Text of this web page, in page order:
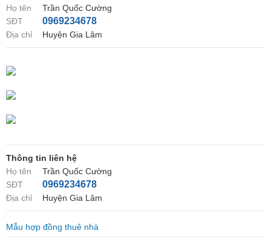
Họ tên
Trần Quốc Cường
SĐT
0969234678
Địa chỉ Huyện Gia Lâm
Thông tin liên hệ
Họ tên
Trần Quốc Cường
SĐT
0969234678
Địa chỉ Huyện Gia Lâm
Mẫu hợp đồng thuê nhà